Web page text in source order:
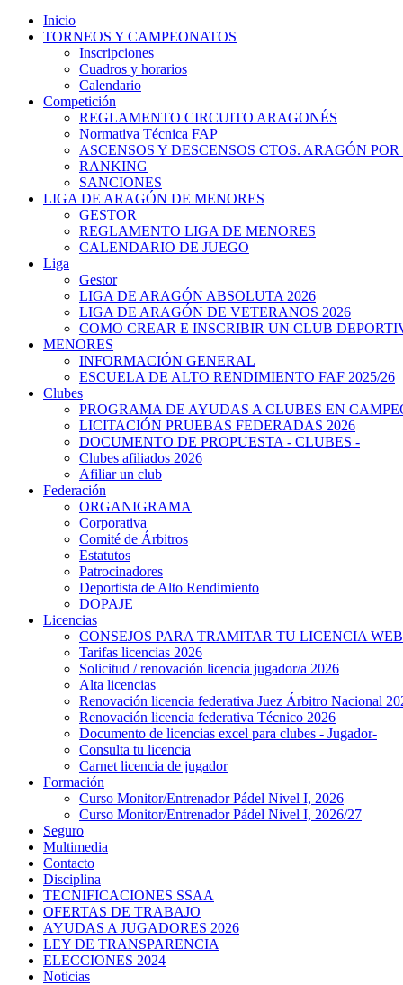
Inicio
TORNEOS Y CAMPEONATOS
Inscripciones
Cuadros y horarios
Calendario
Competición
REGLAMENTO CIRCUITO ARAGONÉS
Normativa Técnica FAP
ASCENSOS Y DESCENSOS CTOS. ARAGÓN
RANKING
SANCIONES
LIGA DE ARAGÓN DE MENORES
GESTOR
REGLAMENTO LIGA DE MENORES
CALENDARIO DE JUEGO
Liga
Gestor
LIGA DE ARAGÓN ABSOLUTA 2026
LIGA DE ARAGÓN DE VETERANOS 2026
COMO CREAR E INSCRIBIR UN CLUB
MENORES
INFORMACIÓN GENERAL
ESCUELA DE ALTO RENDIMIENTO FAF 2025/26
Clubes
PROGRAMA DE AYUDAS A CLUBES EN
LICITACIÓN PRUEBAS FEDERADAS 2026
DOCUMENTO DE PROPUESTA - CLUBES -
Clubes afiliados 2026
Afiliar un club
Federación
ORGANIGRAMA
Corporativa
Comité de Árbitros
Estatutos
Patrocinadores
Deportista de Alto Rendimiento
DOPAJE
Licencias
CONSEJOS PARA TRAMITAR TU LICENCIA
Tarifas licencias 2026
Solicitud / renovación licencia jugador/a 2026
Alta licencias
Renovación licencia federativa Juez Árbitro Nacional
Renovación licencia federativa Técnico 2026
Documento de licencias excel para clubes - Jugador-
Consulta tu licencia
Carnet licencia de jugador
Formación
Curso Monitor/Entrenador Pádel Nivel I, 2026
Curso Monitor/Entrenador Pádel Nivel I, 2026/27
Seguro
Multimedia
Contacto
Disciplina
TECNIFICACIONES SSAA
OFERTAS DE TRABAJO
AYUDAS A JUGADORES 2026
LEY DE TRANSPARENCIA
ELECCIONES 2024
Noticias